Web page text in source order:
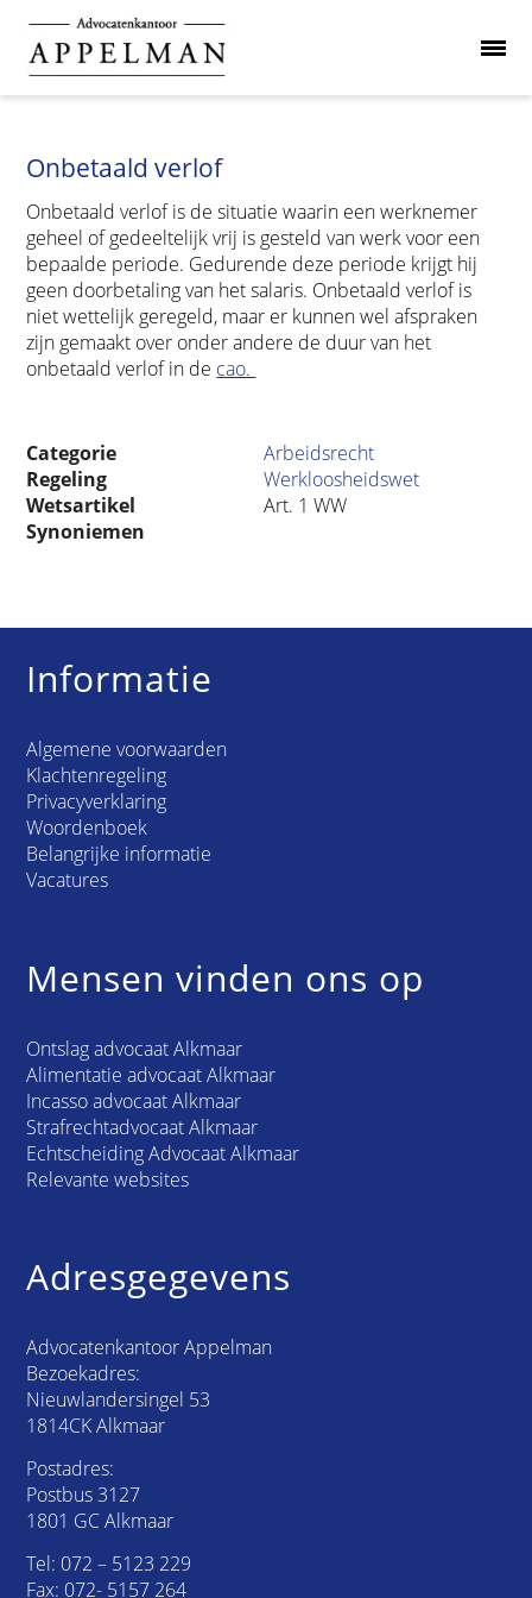
Onbetaald verlof
Onbetaald verlof is de situatie waarin een werknemer
geheel of gedeeltelijk vrij is gesteld van werk voor een
bepaalde periode. Gedurende deze periode krijgt hij
geen doorbetaling van het salaris. Onbetaald verlof is
niet wettelijk geregeld, maar er kunnen wel afspraken
zijn gemaakt over onder andere de duur van het
onbetaald verlof in de cao.
Categorie
Arbeidsrecht
Regeling
Werkloosheidswet
Wetsartikel
Art. 1 WW
Synoniemen
Informatie
Algemene voorwaarden
Klachtenregeling
Privacyverklaring
Woordenboek
Belangrijke informatie
Vacatures
Mensen vinden ons op
Ontslag advocaat Alkmaar
Alimentatie advocaat Alkmaar
Incasso advocaat Alkmaar
Strafrechtadvocaat Alkmaar
Echtscheiding Advocaat Alkmaar
Relevante websites
Adresgegevens
Advocatenkantoor Appelman
Bezoekadres:
Nieuwlandersingel 53
1814CK Alkmaar
Postadres:
Postbus 3127
1801 GC Alkmaar
Tel: 072 – 5123 229
Fax: 072- 5157 264